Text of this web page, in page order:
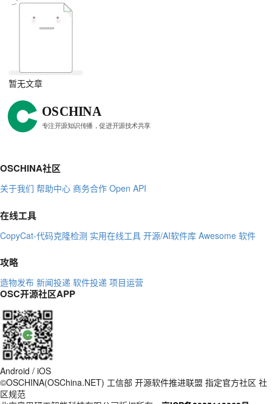
暂无文章
OSCHINA社区
关于我们 帮助中心 商务合作 Open API
在线工具
CopyCat-代码克隆检测 实用在线工具 开源/AI软件库 Awesome 软件
攻略
造物发布 新闻投递 软件投递 项目运营
OSC开源社区APP
Android / iOS
©OSCHINA(OSChina.NET) 工信部 开源软件推进联盟 指定官方社区 社
区规范